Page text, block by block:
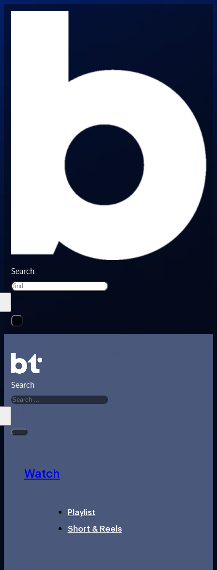
Search
Search
Watch
Playlist
Short & Reels